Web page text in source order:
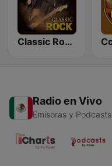
Classic Rock Station
Radio en Vivo
Emisoras y Podcasts